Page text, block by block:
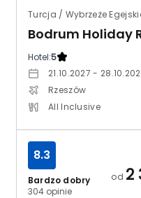
Turcja / Wybrzeże
Bodrum Holiday
Hotel:5
21.10.2027 -
Rzeszów
All Inclusive
Bardzo dobry
304 opinie
8.3
od 2